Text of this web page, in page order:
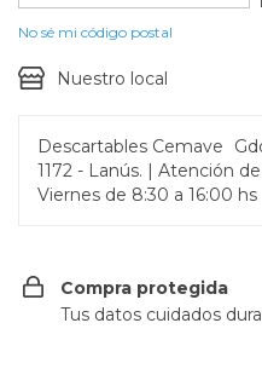
No sé mi código postal
Nuestro local
Descartables Cemave
1172 - Lanús. | Atención
Viernes de 8:30 a 16:00 hs
Compra protegida
Tus datos cuidados